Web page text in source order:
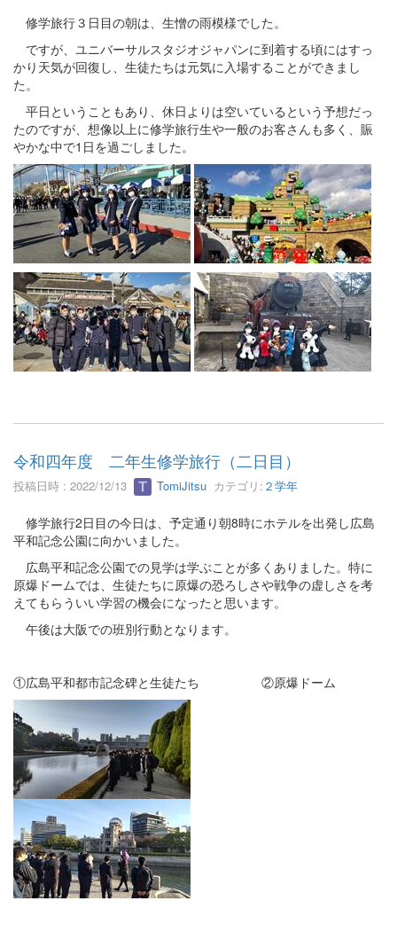
修学旅行３日目の朝は、生憎の雨模様でした。
ですが、ユニバーサルスタジオジャパンに到着する頃にはすっ
かり天気が回復し、生徒たちは元気に入場することができまし
た。
平日ということもあり、休日よりは空いているという予想だっ
たのですが、想像以上に修学旅行生や一般のお客さんも多く、賑
やかな中で1日を過ごしました。
令和四年度 二年生修学旅行（二日目）
投稿日時 : 2022/12/13 TomiJitsu カテゴリ: ２学年
修学旅行2日目の今日は、予定通り朝8時にホテルを出発し広島
平和記念公園に向かいました。
広島平和記念公園での見学は学ぶことが多くありました。特に
原爆ドームでは、生徒たちに原爆の恐ろしさや戦争の虚しさを考
えてもらういい学習の機会になったと思います。
午後は大阪での班別行動となります。
①広島平和都市記念碑と生徒たち ②原爆ドーム